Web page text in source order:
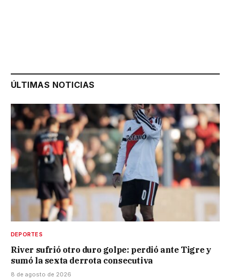
ÚLTIMAS NOTICIAS
DEPORTES
River sufrió otro duro golpe: perdió ante Tigre y
sumó la sexta derrota consecutiva
8 de agosto de 2026